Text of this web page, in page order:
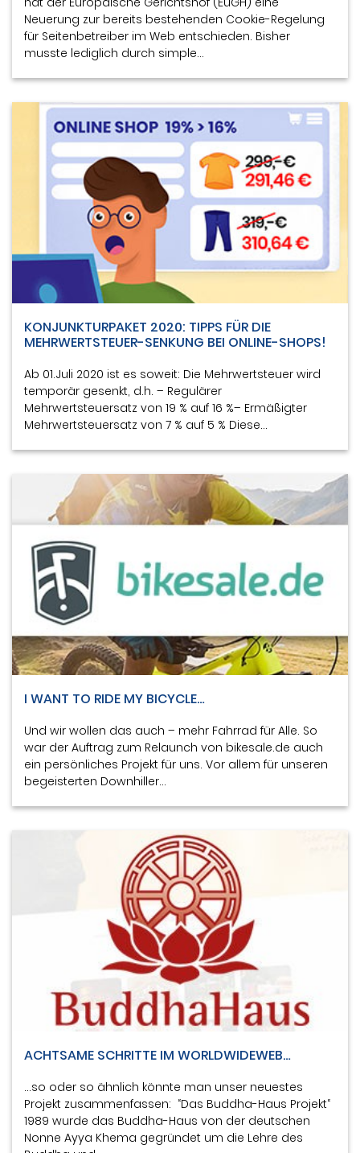
Neuerung zur bereits bestehenden Cookie-Regelung
für Seitenbetreiber im Web entschieden. Bisher
musste lediglich durch simple…
KONJUNKTURPAKET 2020: TIPPS FÜR DIE
MEHRWERTSTEUER-SENKUNG BEI ONLINE-SHOPS!
Ab 01.Juli 2020 ist es soweit: Die Mehrwertsteuer wird
temporär gesenkt, d.h. – Regulärer
Mehrwertsteuersatz von 19 % auf 16 %– Ermäßigter
Mehrwertsteuersatz von 7 % auf 5 % Diese…
I WANT TO RIDE MY BICYCLE…
Und wir wollen das auch – mehr Fahrrad für Alle. So
war der Auftrag zum Relaunch von bikesale.de auch
ein persönliches Projekt für uns. Vor allem für unseren
begeisterten Downhiller…
ACHTSAME SCHRITTE IM WORLDWIDEWEB…
…so oder so ähnlich könnte man unser neuestes
Projekt zusammenfassen: “Das Buddha-Haus Projekt“
1989 wurde das Buddha-Haus von der deutschen
Nonne Ayya Khema gegründet um die Lehre des